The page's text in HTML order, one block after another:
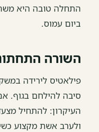
התחלה טובה היא
ביום עמוס.
השורה
פילאטיס לירידה
סיבה להילחם בגוף.
העיקרון: להתחיל
ולערב אשת מקצוע